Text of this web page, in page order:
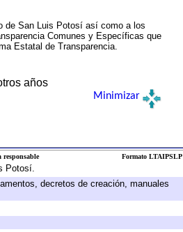
de San Luis Potosí así como a los
Comunes y Específicas que
Estatal de Transparencia.
años
Minimizar
responsable Formato LTAIPSLP
Potosí.
decretos de creación, manuales